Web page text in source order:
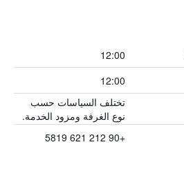
12:00
12:00
تختلف السياسات حسب
نوع الغرفة ومزود الخدمة.
+90 212 621 5819